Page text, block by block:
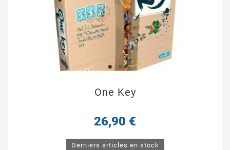
One Key
26,90 €
Derniers articles en stock